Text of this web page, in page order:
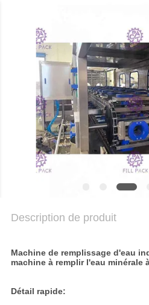
POLITIQUE
Description de produit
Machine de remplissage d'eau
machine à remplir l'eau minérale
Détail rapide: